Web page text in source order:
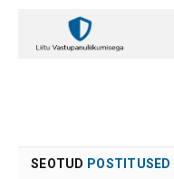
SEOTUD POSTITUSED